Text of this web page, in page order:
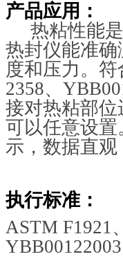
产品应用：
热粘性能
热封仪能准
度和压力。
2358、
接对热粘部位
可以任意设
示，数据直
执行标准：
ASTM F1921
YBB00122003